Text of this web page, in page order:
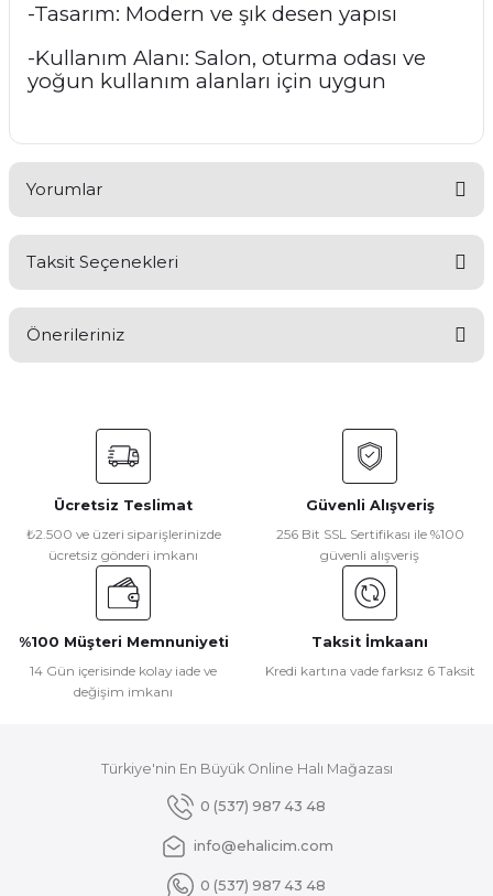
-Tasarım: Modern ve şık desen yapısı
-Kullanım Alanı: Salon, oturma odası ve
yoğun kullanım alanları için uygun
Yorumlar
Yorum Yaz
Taksit Seçenekleri
Önerileriniz
konularda yetersiz gördüğünüz noktaları öneri formunu
kullanarak tarafımıza iletebilirsiniz.
Görüş ve önerileriniz için teşekkür ederiz.
Ürün resmi kalitesiz, bozuk veya görüntülenemiyor.
Ürün açıklamasında eksik bilgiler bulunuyor.
Ürün bilgilerinde hatalar bulunuyor.
Ürün fiyatı diğer sitelerden daha pahalı.
Gönder
Ücretsiz Teslimat
₺2.500 ve üzeri siparişlerinizde
ücretsiz gönderi imkanı
Güvenli Alışveriş
256 Bit SSL Sertifikası ile %100
güvenli alışveriş
%100 Müşteri Memnuniyeti
14 Gün içerisinde kolay iade ve
değişim imkanı
Taksit İmkaanı
Kredi kartına vade farksız 6 Taksit
Türkiye'nin En Büyük Online Halı Mağazası
0 (537) 987 43 48
info@ehalicim.com
0 (537) 987 43 48